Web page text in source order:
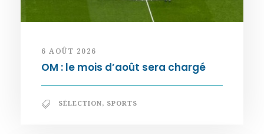
6 AOÛT 2026
OM : le mois d’août sera chargé
SÉLECTION, SPORTS